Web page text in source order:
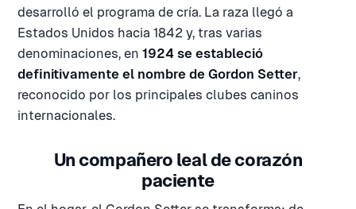
desarrolló el programa de cría. La raza llegó a
Estados Unidos hacia 1842 y, tras varias
denominaciones, en 1924 se estableció
definitivamente el nombre de Gordon Setter,
reconocido por los principales clubes caninos
internacionales.
Un compañero leal de corazón
paciente